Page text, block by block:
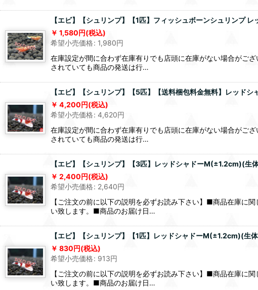
【エビ】【シュリンプ】【1匹】フィッシュボーンシュリンプ
1,580円(税込)
希望小売価格: 1,980円
在庫設定が間に合わず在庫有りでも店頭に在庫がない場合がご
されていても商品の発送は行…
【エビ】【シュリンプ】【5匹】【送料梱包料金無料】レッド
4,200円(税込)
希望小売価格: 4,620円
在庫設定が間に合わず在庫有りでも店頭に在庫がない場合がご
されていても商品の発送は行…
【エビ】【シュリンプ】【3匹】レッドシャドーM(±1.2cm)(生
2,400円(税込)
希望小売価格: 2,640円
【ご注文の前に以下の説明を必ずお読み下さい】■商品在庫に
い致します。■商品のお届け日…
【エビ】【シュリンプ】【1匹】レッドシャドーM(±1.2cm)(生
830円(税込)
希望小売価格: 913円
【ご注文の前に以下の説明を必ずお読み下さい】■商品在庫に
い致します。■商品のお届け日…